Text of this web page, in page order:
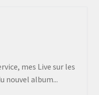
mes Live sur les
nouvel album...